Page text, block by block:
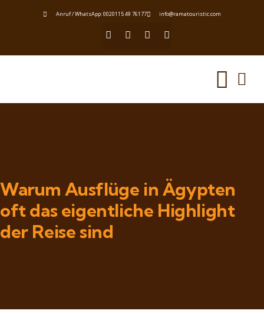
Anruf / WhatsApp: 0020115 49 76177 info@ramatouristic.com
Warum Ausflüge in Ägypten
oft das eigentliche Highlight
der Reise sind